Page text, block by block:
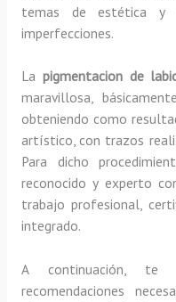
temas de estética y
imperfecciones.
La pigmentacion de
maravillosa,
obteniendo como
artístico, con trazos
Para dicho
reconocido y experto
trabajo profesional,
integrado.
A continuación, te
recomendaciones